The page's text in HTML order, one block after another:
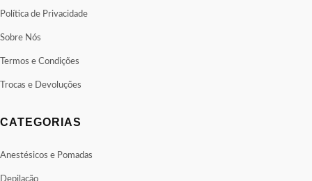
Política de Privacidade
Sobre Nós
Termos e Condições
Trocas e Devoluções
CATEGORIAS
Anestésicos e Pomadas